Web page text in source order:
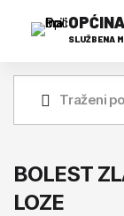
SLUŽBENA
BOLEST
LOZE